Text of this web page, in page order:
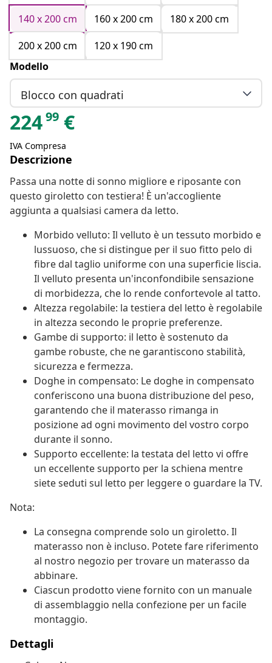
140 x 200 cm
160 x 200 cm
180 x 200 cm
200 x 200 cm
120 x 190 cm
Modello
Blocco con quadrati
22499 €
IVA Compresa
Descrizione
Passa una notte di sonno migliore e riposante con
questo giroletto con testiera! È un'accogliente
aggiunta a qualsiasi camera da letto.
Morbido velluto: Il velluto è un tessuto morbido e
lussuoso, che si distingue per il suo fitto pelo di
fibre dal taglio uniforme con una superficie liscia.
Il velluto presenta un'inconfondibile sensazione
di morbidezza, che lo rende confortevole al tatto.
Altezza regolabile: la testiera del letto è regolabile
in altezza secondo le proprie preferenze.
Gambe di supporto: il letto è sostenuto da
gambe robuste, che ne garantiscono stabilità,
sicurezza e fermezza.
Doghe in compensato: Le doghe in compensato
conferiscono una buona distribuzione del peso,
garantendo che il materasso rimanga in
posizione ad ogni movimento del vostro corpo
durante il sonno.
Supporto eccellente: la testata del letto vi offre
un eccellente supporto per la schiena mentre
siete seduti sul letto per leggere o guardare la TV.
Nota:
La consegna comprende solo un giroletto. Il
materasso non è incluso. Potete fare riferimento
al nostro negozio per trovare un materasso da
abbinare.
Ciascun prodotto viene fornito con un manuale
di assemblaggio nella confezione per un facile
montaggio.
Dettagli